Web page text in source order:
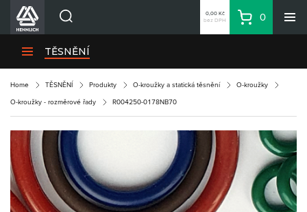
Divize HENNLICH
Blog
Kariéra
O firmě
Kontakty
CS
0,00 Kč
bez DPH
Košík
0
TĚSNĚNÍ
Home TĚSNĚNÍ Produkty O-kroužky a statická těsnění O-kroužky
O-kroužky - rozměrové řady R004250-0178NB70